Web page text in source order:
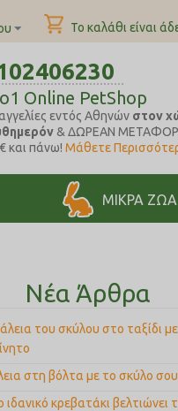
Το καλάθι είναι
Online PetShop
εντός Αθηνών στον
& ΔΩΡΕΑΝ
και πάνω! Μάθετε
ΜΙΚΡΑ ΖΩΑ
Νέα Άρθρα
του σκύλου στο ταξίδι με
στη βόλτα με το σκύλο σου
κρεβατάκι βελτιώνει